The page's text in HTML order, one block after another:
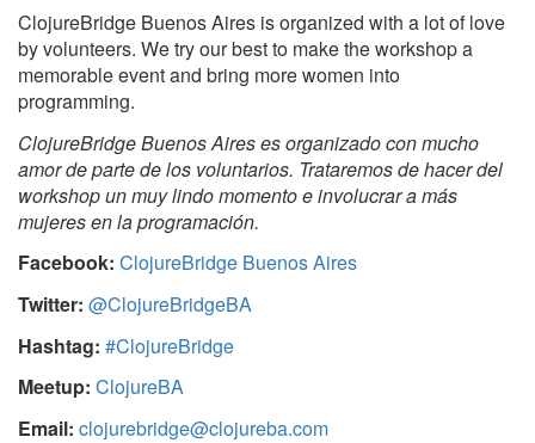
ClojureBridge Buenos Aires is organized with a lot of love
by volunteers. We try our best to make the workshop a
memorable event and bring more women into
programming.
ClojureBridge Buenos Aires es organizado con mucho
amor de parte de los voluntarios. Trataremos de hacer del
workshop un muy lindo momento e involucrar a más
mujeres en la programación.
Facebook: ClojureBridge Buenos Aires
Twitter: @ClojureBridgeBA
Hashtag: #ClojureBridge
Meetup: ClojureBA
Email: clojurebridge@clojureba.com